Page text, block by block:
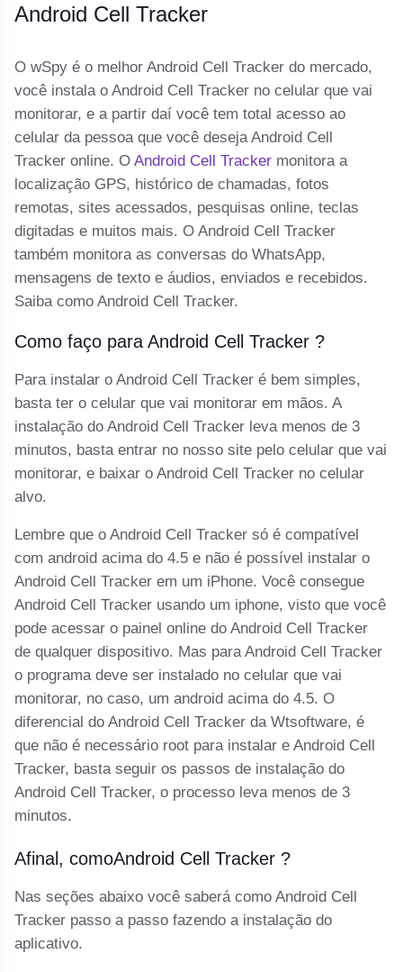
Android Cell Tracker
O wSpy é o melhor Android Cell Tracker do mercado,
você instala o Android Cell Tracker no celular que vai
monitorar, e a partir daí você tem total acesso ao
celular da pessoa que você deseja Android Cell
Tracker online. OAndroid Cell Tracker monitora a
localização GPS, histórico de chamadas, fotos
remotas, sites acessados, pesquisas online, teclas
digitadas e muitos mais. O Android Cell Tracker
também monitora as conversas do WhatsApp,
mensagens de texto e áudios, enviados e recebidos.
Saiba como Android Cell Tracker.
Como faço para Android Cell Tracker ?
Para instalar o Android Cell Tracker é bem simples,
basta ter o celular que vai monitorar em mãos. A
instalação do Android Cell Tracker leva menos de 3
minutos, basta entrar no nosso site pelo celular que vai
monitorar, e baixar o Android Cell Tracker no celular
alvo.
Lembre que o Android Cell Tracker só é compatível
com android acima do 4.5 e não é possível instalar o
Android Cell Tracker em um iPhone. Você consegue
Android Cell Tracker usando um iphone, visto que você
pode acessar o painel online do Android Cell Tracker
de qualquer dispositivo. Mas para Android Cell Tracker
o programa deve ser instalado no celular que vai
monitorar, no caso, um android acima do 4.5. O
diferencial do Android Cell Tracker da Wtsoftware, é
que não é necessário root para instalar e Android Cell
Tracker, basta seguir os passos de instalação do
Android Cell Tracker, o processo leva menos de 3
minutos.
Afinal, comoAndroid Cell Tracker ?
Nas seções abaixo você saberá como Android Cell
Tracker passo a passo fazendo a instalação do
aplicativo.